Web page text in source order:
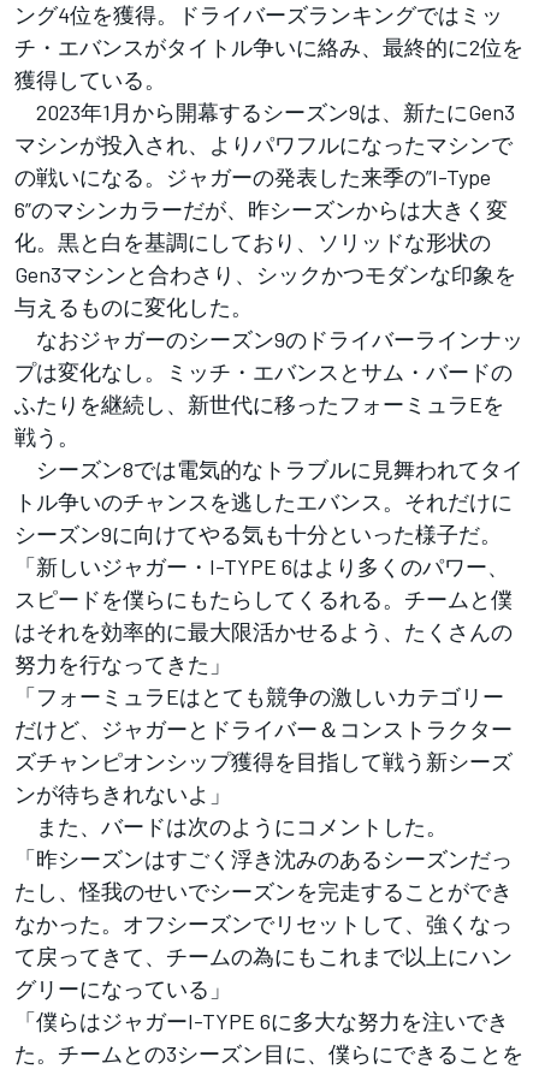
ング4位を獲得。ドライバーズランキングではミッ
チ・エバンスがタイトル争いに絡み、最終的に2位を
獲得している。
2023年1月から開幕するシーズン9は、新たにGen3
マシンが投入され、よりパワフルになったマシンで
の戦いになる。ジャガーの発表した来季の”I-Type
6”のマシンカラーだが、昨シーズンからは大きく変
化。黒と白を基調にしており、ソリッドな形状の
Gen3マシンと合わさり、シックかつモダンな印象を
与えるものに変化した。
なおジャガーのシーズン9のドライバーラインナッ
プは変化なし。ミッチ・エバンスとサム・バードの
ふたりを継続し、新世代に移ったフォーミュラEを
戦う。
シーズン8では電気的なトラブルに見舞われてタイ
トル争いのチャンスを逃したエバンス。それだけに
シーズン9に向けてやる気も十分といった様子だ。
「新しいジャガー・I-TYPE 6はより多くのパワー、
スピードを僕らにもたらしてくるれる。チームと僕
はそれを効率的に最大限活かせるよう、たくさんの
努力を行なってきた」
「フォーミュラEはとても競争の激しいカテゴリー
だけど、ジャガーとドライバー＆コンストラクター
ズチャンピオンシップ獲得を目指して戦う新シーズ
ンが待ちきれないよ」
また、バードは次のようにコメントした。
「昨シーズンはすごく浮き沈みのあるシーズンだっ
たし、怪我のせいでシーズンを完走することができ
なかった。オフシーズンでリセットして、強くなっ
て戻ってきて、チームの為にもこれまで以上にハン
グリーになっている」
「僕らはジャガーI-TYPE 6に多大な努力を注いでき
た。チームとの3シーズン目に、僕らにできることを